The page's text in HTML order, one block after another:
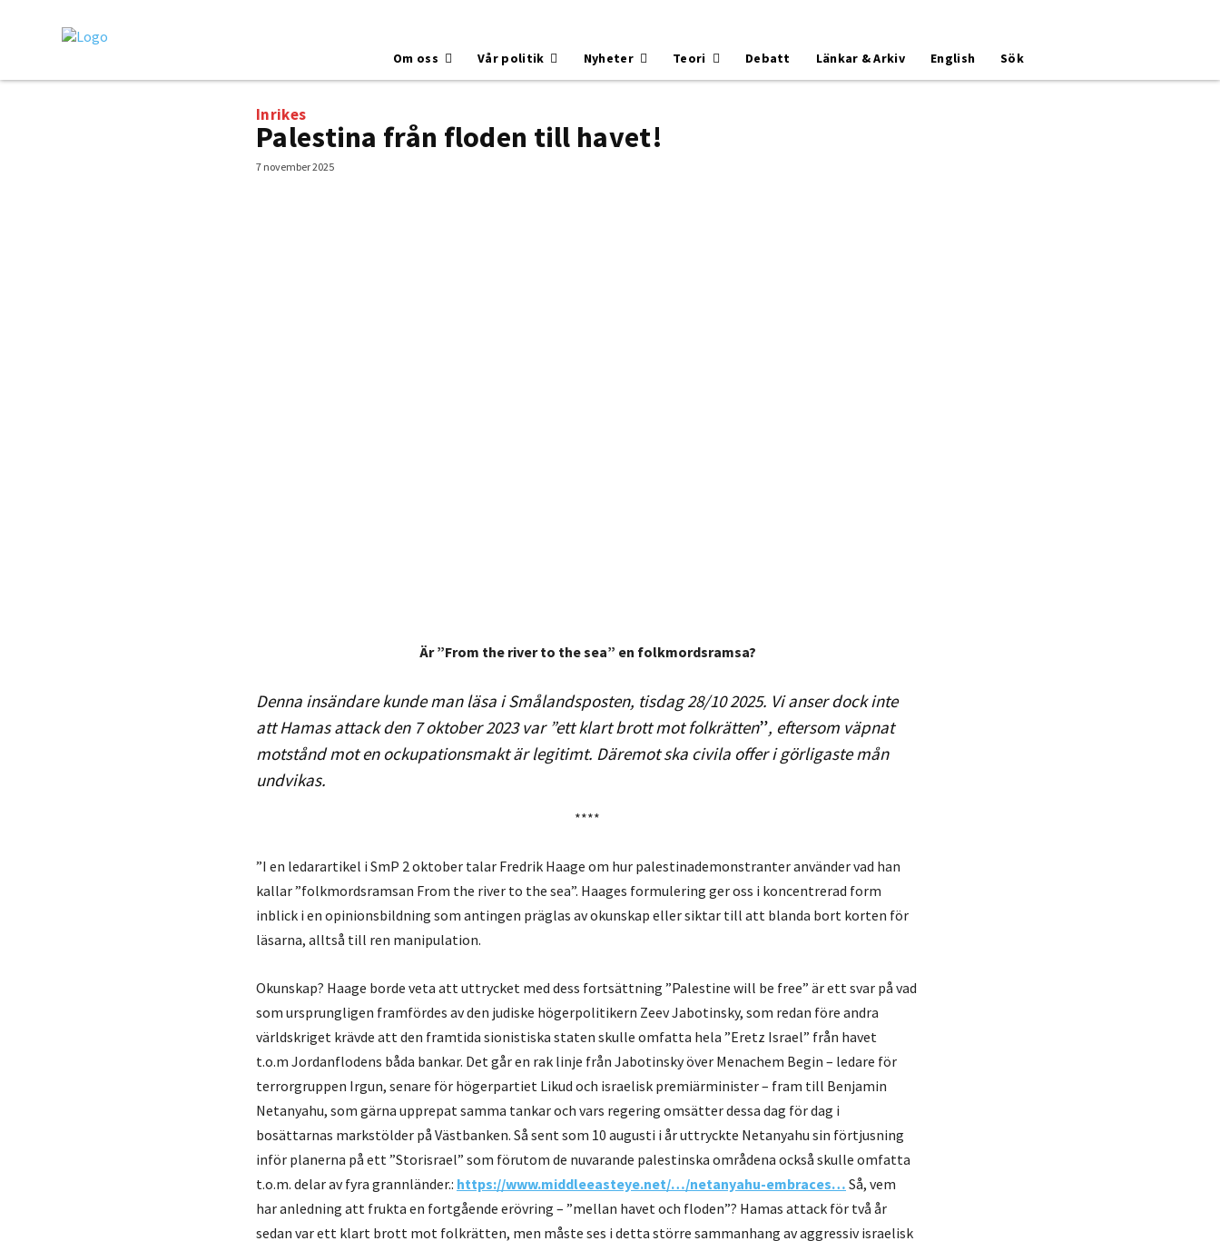
Om oss Vår politik Nyheter Teori Debatt Länkar & Arkiv English Sök
Inrikes
Palestina från floden till havet!
7 november 2025
Är ”From the river to the sea” en folkmordsramsa?
Denna insändare kunde man läsa i Smålandsposten, tisdag 28/102025. Vi anser dock inte
att Hamas attack den 7 oktober 2023 var ”ett klart brott mot folkrätten”, eftersom väpnat
motstånd mot en ockupationsmakt är legitimt. Däremot ska civila offer i görligaste mån
undvikas.
****
”I en ledarartikel i SmP 2 oktober talar Fredrik Haage om hur palestinademonstranter använder vad han
kallar ”folkmordsramsan From the river to the sea”. Haages formulering ger oss i koncentrerad form
inblick i en opinionsbildning som antingen präglas av okunskap eller siktar till att blanda bort korten för
läsarna, alltså till ren manipulation.
Okunskap? Haage borde veta att uttrycket med dess fortsättning ”Palestine will be free” är ett svar på vad
som ursprungligen framfördes av den judiske högerpolitikern Zeev Jabotinsky, som redan före andra
världskriget krävde att den framtida sionistiska staten skulle omfatta hela ”Eretz Israel” från havet
t.o.m Jordanflodens båda bankar. Det går en rak linje från Jabotinsky över Menachem Begin – ledare för
terrorgruppen Irgun, senare för högerpartiet Likud och israelisk premiärminister – fram till Benjamin
Netanyahu, som gärna upprepat samma tankar och vars regering omsätter dessa dag för dag i
bosättarnas markstölder på Västbanken. Så sent som 10 augusti i år uttryckte Netanyahu sin förtjusning
inför planerna på ett ”Storisrael” som förutom de nuvarande palestinska områdena också skulle omfatta
t.o.m. delar av fyra grannländer.: https://www.middleeasteye.net/…/netanyahu-embraces… Så, vem
har anledning att frukta en fortgående erövring – ”mellan havet och floden”? Hamas attack för två år
sedan var ett klart brott mot folkrätten, men måste ses i detta större sammanhang av aggressiv israelisk